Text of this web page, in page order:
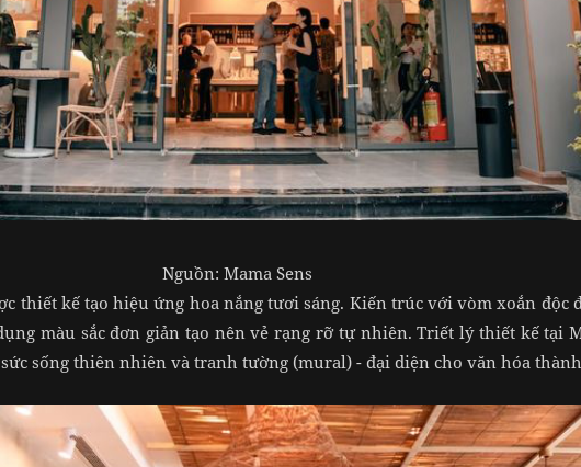
Nguồn: Mama Sens
thiết kế tạo hiệu ứng hoa nắng tươi sáng. Kiến trúc với vòm xoắn độc
màu sắc đơn giản tạo nên vẻ rạng rỡ tự nhiên. Triết lý thiết kế tại
sống thiên nhiên và tranh tường (mural) - đại diện cho văn hóa